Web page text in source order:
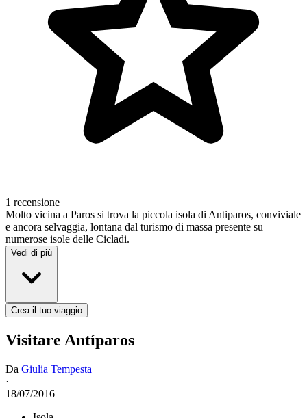
1 recensione
Molto vicina a Paros si trova la piccola isola di Antiparos, conviviale
e ancora selvaggia, lontana dal turismo di massa presente su
numerose isole delle Cicladi.
Vedi di più
Crea il tuo viaggio
Visitare Antíparos
Da Giulia Tempesta
·
18/07/2016